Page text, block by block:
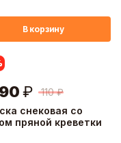
В корзину
снековая со
пряной креветки
110 ₽
90 ₽